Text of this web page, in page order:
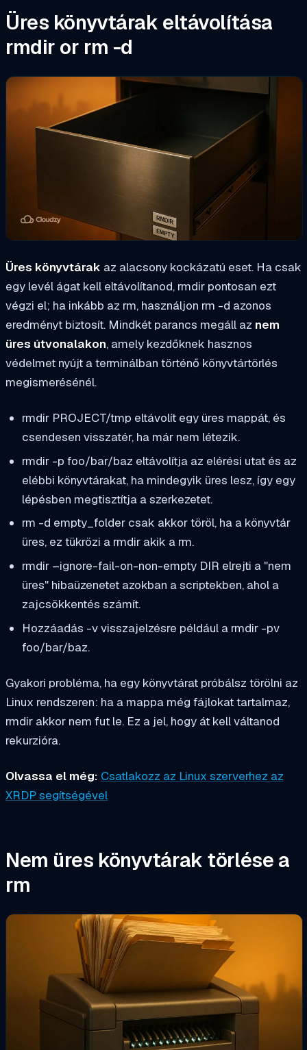
Üres könyvtárak eltávolítása
rmdir or rm -d
Üres könyvtárak az alacsony kockázatú eset. Ha csak
egy levél ágat kell eltávolítanod, rmdir pontosan ezt
végzi el; ha inkább az rm, használjon rm -d azonos
eredményt biztosít. Mindkét parancs megáll az nem
üres útvonalakon, amely kezdőknek hasznos
védelmet nyújt a terminálban történő könyvtártörlés
megismerésénél.
rmdir PROJECT/tmp eltávolít egy üres mappát, és
csendesen visszatér, ha már nem létezik.
rmdir -p foo/bar/baz eltávolítja az elérési utat és az
elébbi könyvtárakat, ha mindegyik üres lesz, így egy
lépésben megtisztítja a szerkezetet.
rm -d empty_foldercsak akkor töröl, ha a könyvtár
üres, ez tükrözi a rmdirakik a rm.
rmdir –ignore-fail-on-non-empty DIR elrejti a "nem
üres" hibaüzenetet azokban a scriptekben, ahol a
zajcsökkentés számít.
Hozzáadás -vvisszajelzésre például a rmdir -pv
foo/bar/baz.
Gyakori probléma, ha egy könyvtárat próbálsz törölni az
Linux rendszeren: ha a mappa még fájlokat tartalmaz,
rmdir akkor nem fut le. Ez a jel, hogy át kell váltanod
rekurzióra.
Olvassa el még: Csatlakozz az Linux szerverhez az
XRDP segítségével
Nem üres könyvtárak törlése a
rm